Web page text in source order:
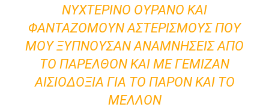
ΝΥΧΤΕΡΙΝΌ ΟΥΡΑΝΌ ΚΑΙ
ΦΑΝΤΑΖΌΜΟΥΝ ΑΣΤΕΡΙΣΜΟΎΣ ΠΟΥ
ΜΟΥ ΞΥΠΝΟΎΣΑΝ ΑΝΑΜΝΉΣΕΙΣ ΑΠΌ
ΤΟ ΠΑΡΕΛΘΌΝ ΚΑΙ ΜΕ ΓΈΜΙΖΑΝ
ΑΙΣΙΟΔΟΞΊΑ ΓΙΑ ΤΟ ΠΑΡΌΝ ΚΑΙ ΤΟ
ΜΈΛΛΟΝ